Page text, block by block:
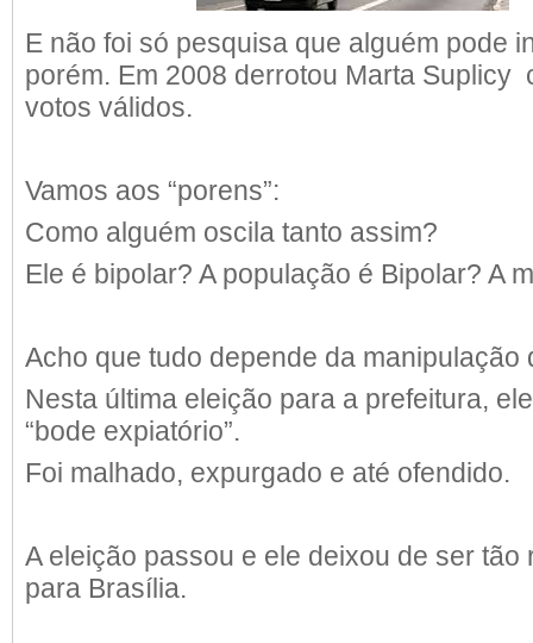
E não foi só pesquisa que alguém pode
porém. Em 2008 derrotou Marta Suplicy
votos válidos.
Vamos aos “porens”:
Como alguém oscila tanto assim?
Ele é bipolar? A população é Bipolar? A
Acho que tudo depende da manipulação
Nesta última eleição para a prefeitura,
“bode expiatório”.
Foi malhado, expurgado e até ofendido.
A eleição passou e ele deixou de ser tão
para Brasília.